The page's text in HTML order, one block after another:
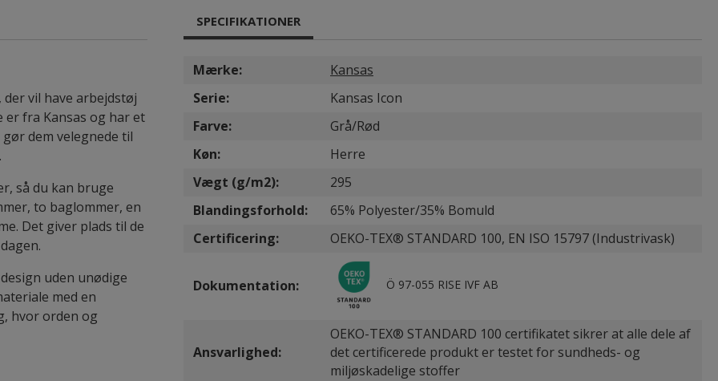
vil have arbejdstøj
fra Kansas og har et
dem velegnede til
så du kan bruge
to baglommer, en
Det giver plads til de
uden unødige
med en
hvor orden og
SPECIFIKATIONER
Mærke:
Kansas
Serie:
Kansas Icon
Farve:
Grå/Rød
Køn:
Herre
Vægt (g/m2):
295
Blandingsforhold:
65% Polyester/35% Bomuld
Certificering:
OEKO-TEX® STANDARD 100, EN ISO 15797 (Industrivask)
Dokumentation: Ö 97-055 RISE IVF AB
Ansvarlighed:
OEKO-TEX® STANDARD 100 certifikatet sikrer at alle dele af
det certificerede produkt er testet for sundheds- og
miljøskadelige stoffer